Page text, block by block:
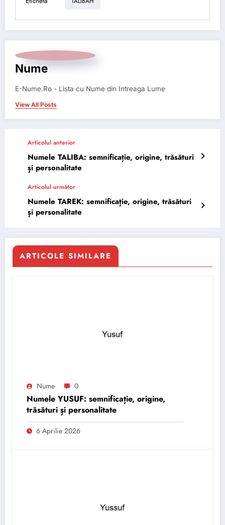
Nume
E-Nume.Ro - Lista cu Nume din Intreaga Lume
View All Posts
Articolul anterior
Numele TALIBA: semnificație, origine, trăsături
și personalitate
Articolul următor
Numele TAREK: semnificație, origine, trăsături
și personalitate
ARTICOLE SIMILARE
Nume 0
Numele YUSUF: semnificație, origine,
trăsături și personalitate
6 Aprilie 2026